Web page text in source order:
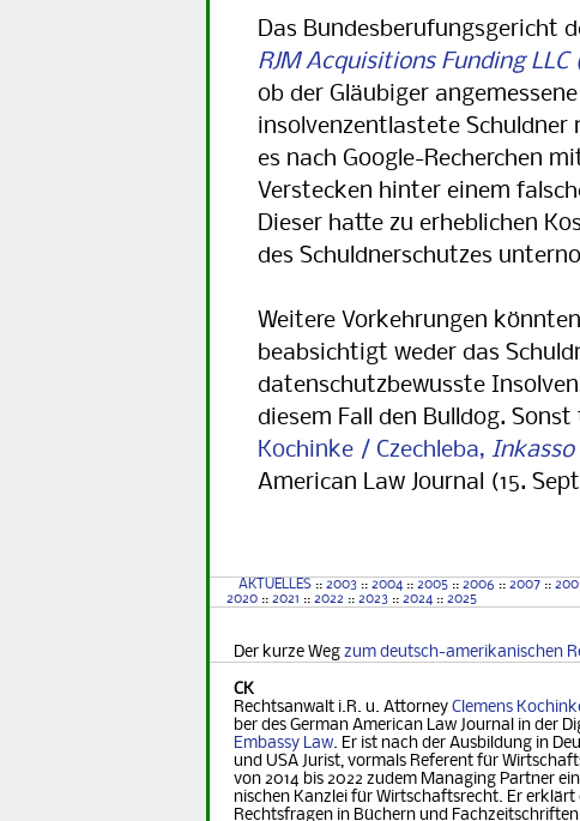
Das Bundesberufungsgericht
RJM Acquisitions Funding LLC
ob der Gläubiger
insolvenzentlastete Schuldner
es nach Google-Recherchen
Verstecken hinter einem
Dieser hatte zu erheblichen
des Schuldnerschutzes
Weitere Vorkehrungen
beabsichtigt weder das
datenschutzbewusste
diesem Fall den Bulldog.
Kochinke / Czechleba, Inkasso
American Law Journal (15.
AKTUELLES :: 2003 :: 2004 :: 2005 :: 2006 :: 2007 ::
2020 :: 2021 :: 2022 :: 2023 :: 2024 :: 2025
Der kurze Weg zum deutsch-amerikanischen
CK
Rechtsanwalt i.R. u. Attorney Clemens
ber des German Ame­ri­can Law Journal in der
Embassy Law. Er ist nach der Ausbildung in
und USA Jurist, vormals Referent für
von 2014 bis 2022 zudem Managing Part­ner
nischen Kanzlei für Wirtschaftsrecht. Er
Rechts­fra­gen in Büchern und